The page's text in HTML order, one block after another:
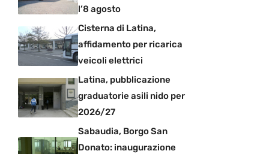
l’8 agosto
Cisterna di Latina,
affidamento per ricarica
veicoli elettrici
Latina, pubblicazione
graduatorie asili nido per
2026/27
Sabaudia, Borgo San
Donato: inaugurazione